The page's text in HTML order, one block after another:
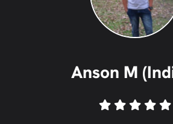
Anson M